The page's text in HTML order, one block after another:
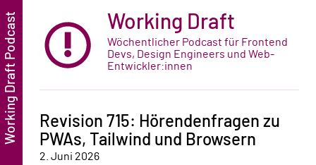
Working Draft
Wöchentlicher Podcast für Frontend
Devs, Design Engineers und Web-
Entwickler:innen
Revision 715: Hörendenfragen zu
PWAs, Tailwind und Browsern
2. Juni 2026